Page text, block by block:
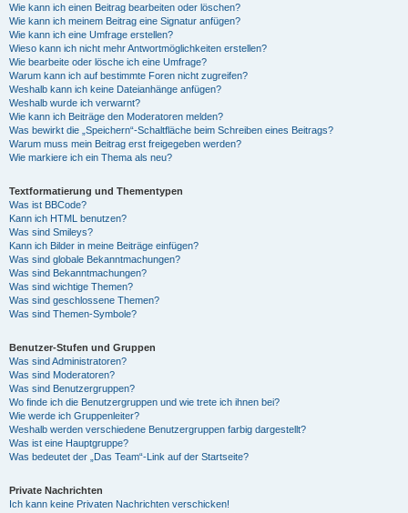
Wie kann ich einen Beitrag bearbeiten oder löschen?
Wie kann ich meinem Beitrag eine Signatur anfügen?
Wie kann ich eine Umfrage erstellen?
Wieso kann ich nicht mehr Antwortmöglichkeiten erstellen?
Wie bearbeite oder lösche ich eine Umfrage?
Warum kann ich auf bestimmte Foren nicht zugreifen?
Weshalb kann ich keine Dateianhänge anfügen?
Weshalb wurde ich verwarnt?
Wie kann ich Beiträge den Moderatoren melden?
Was bewirkt die „Speichern“-Schaltfläche beim Schreiben eines Beitrags?
Warum muss mein Beitrag erst freigegeben werden?
Wie markiere ich ein Thema als neu?
Textformatierung und Thementypen
Was ist BBCode?
Kann ich HTML benutzen?
Was sind Smileys?
Kann ich Bilder in meine Beiträge einfügen?
Was sind globale Bekanntmachungen?
Was sind Bekanntmachungen?
Was sind wichtige Themen?
Was sind geschlossene Themen?
Was sind Themen-Symbole?
Benutzer-Stufen und Gruppen
Was sind Administratoren?
Was sind Moderatoren?
Was sind Benutzergruppen?
Wo finde ich die Benutzergruppen und wie trete ich ihnen bei?
Wie werde ich Gruppenleiter?
Weshalb werden verschiedene Benutzergruppen farbig dargestellt?
Was ist eine Hauptgruppe?
Was bedeutet der „Das Team“-Link auf der Startseite?
Private Nachrichten
Ich kann keine Privaten Nachrichten verschicken!